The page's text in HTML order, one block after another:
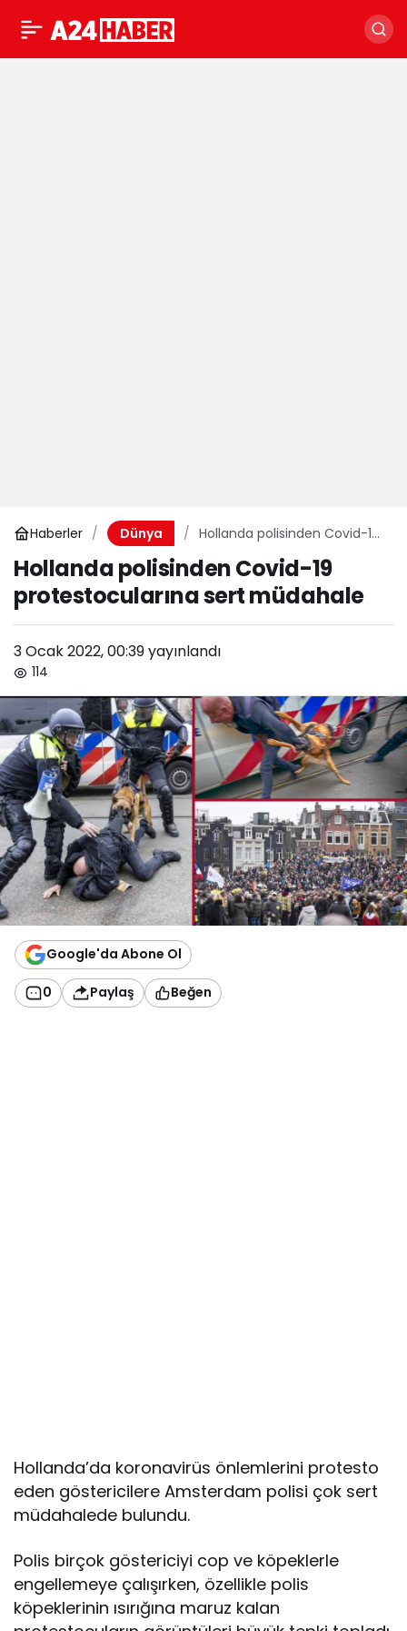
Haberler Dünya
Hollanda polisinden Covid-19
müdahale
Hollanda polisinden Covid-19
protestocularına sert müdahale
3 Ocak 2022, 00:39yayınlandı
114
Google'da Abone Ol
0 Paylaş Beğen
Hollanda’da koronavirüs önlemlerini protesto
eden göstericilere Amsterdam polisi çok sert
müdahalede bulundu.
Polis birçok göstericiyi cop ve köpeklerle
engellemeye çalışırken, özellikle polis
köpeklerinin ısırığına maruz kalan